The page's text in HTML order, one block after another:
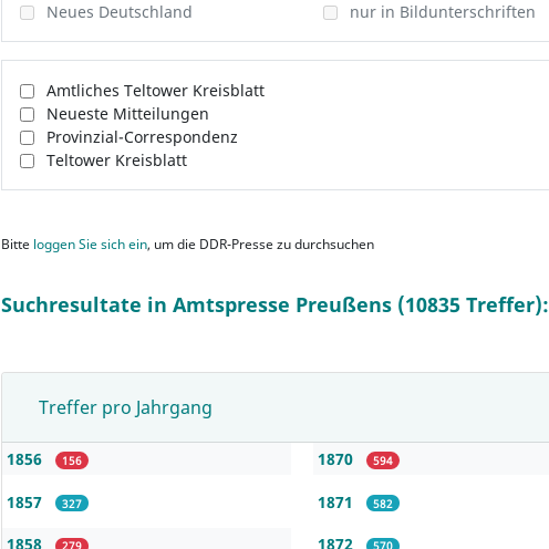
Neues Deutschland
nur in Bildunterschriften
Amtliches Teltower Kreisblatt
Neueste Mitteilungen
Provinzial-Correspondenz
Teltower Kreisblatt
Bitte loggen Sie sich ein, um die DDR-Presse zu durchsuchen
Suchresultate in Amtspresse Preußens (10835 Treffer):
Treffer pro Jahrgang
1856 156
1857 327
1858 279
1870 594
1871 582
1872 570